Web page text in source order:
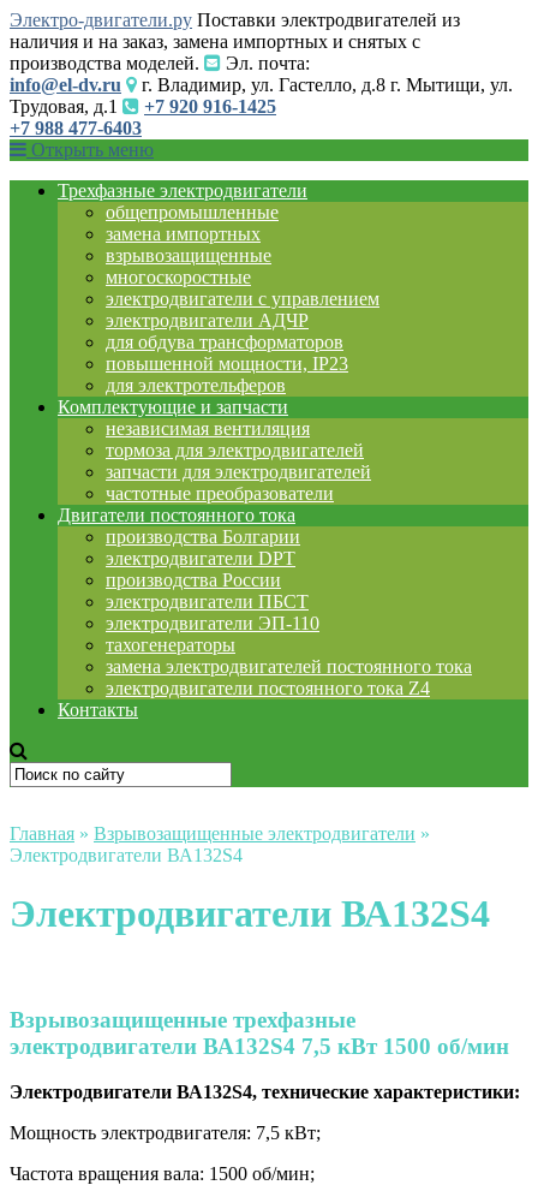
Электро-двигатели.ру Поставки электродвигателей из
наличия и на заказ, замена импортных и снятых с
производства моделей.
Эл. почта:
info@el-dv.ru
г. Владимир, ул. Гастелло, д.8 г. Мытищи, ул.
Трудовая, д.1
+7 920 916-1425
+7 988 477-6403
Открыть меню
Трехфазные электродвигатели
общепромышленные
замена импортных
взрывозащищенные
многоскоростные
электродвигатели с управлением
электродвигатели АДЧР
для обдува трансформаторов
повышенной мощности, IP23
для электротельферов
Комплектующие и запчасти
независимая вентиляция
тормоза для электродвигателей
запчасти для электродвигателей
частотные преобразователи
Двигатели постоянного тока
производства Болгарии
электродвигатели DPT
производства России
электродвигатели ПБСТ
электродвигатели ЭП-110
тахогенераторы
замена электродвигателей постоянного тока
электродвигатели постоянного тока Z4
Контакты
Главная » Взрывозащищенные электродвигатели »
Электродвигатели ВА132S4
Электродвигатели ВА132S4
Взрывозащищенные трехфазные
электродвигатели ВА132S4 7,5 кВт 1500 об/мин
Электродвигатели ВА132S4, технические характеристики:
Мощность электродвигателя: 7,5 кВт;
Частота вращения вала: 1500 об/мин;